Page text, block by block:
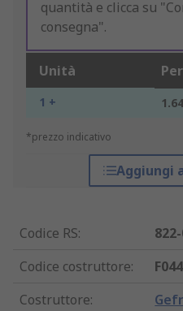
quantità e clicca su
consegna".
Unità
1 +
*prezzo indicativo
Aggiungi
Codice RS:
Codice costruttore:
Costruttore: